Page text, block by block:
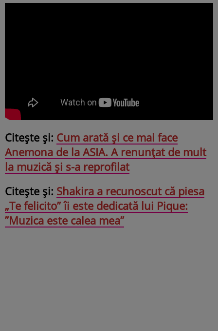
Citește și: Cum arată și ce mai face
Anemona de la ASIA. A renunțat de mult
la muzică și s-a reprofilat
Citește și: Shakira a recunoscut că piesa
„Te felicito” îi este dedicată lui Pique:
”Muzica este calea mea”